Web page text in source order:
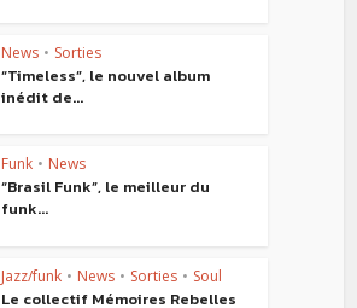
News • Sorties
“Timeless”, le nouvel album
inédit de...
Funk • News
“Brasil Funk”, le meilleur du
funk...
Jazz/funk • News • Sorties • Soul
Le collectif Mémoires Rebelles